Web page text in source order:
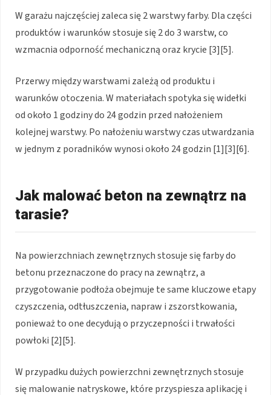
W garażu najczęściej zaleca się 2 warstwy farby. Dla części
produktów i warunków stosuje się 2 do 3 warstw, co
wzmacnia odporność mechaniczną oraz krycie [3][5].
Przerwy między warstwami zależą od produktu i
warunków otoczenia. W materiałach spotyka się widełki
od około 1 godziny do 24 godzin przed nałożeniem
kolejnej warstwy. Po nałożeniu warstwy czas utwardzania
w jednym z poradników wynosi około 24 godzin [1][3][6].
Jak malować beton na zewnątrz na
tarasie?
Na powierzchniach zewnętrznych stosuje się farby do
betonu przeznaczone do pracy na zewnątrz, a
przygotowanie podłoża obejmuje te same kluczowe etapy
czyszczenia, odtłuszczenia, napraw i zszorstkowania,
ponieważ to one decydują o przyczepności i trwałości
powłoki [2][5].
W przypadku dużych powierzchni zewnętrznych stosuje
się malowanie natryskowe, które przyspiesza aplikację i